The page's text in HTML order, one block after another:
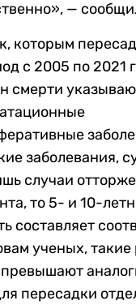
—
которым
с 2005 по 2021
смерти
заболевания,
случаи
то 5- и 10-
составляет
ученых, такие
превышают
пересадки